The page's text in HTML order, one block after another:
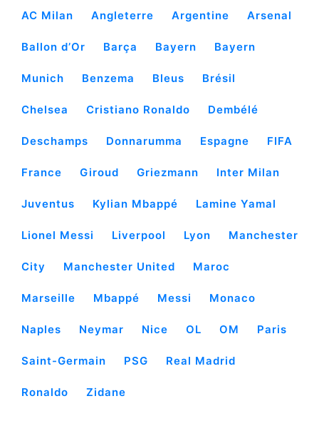
AC Milan Angleterre Argentine Arsenal
Ballon d’Or Barça Bayern Bayern
Munich Benzema Bleus Brésil
Chelsea Cristiano Ronaldo Dembélé
Deschamps Donnarumma Espagne FIFA
France Giroud Griezmann Inter Milan
Juventus Kylian Mbappé Lamine Yamal
Lionel Messi Liverpool Lyon Manchester
City Manchester United Maroc
Marseille Mbappé Messi Monaco
Naples Neymar Nice OL OM Paris
Saint-Germain PSG Real Madrid
Ronaldo Zidane